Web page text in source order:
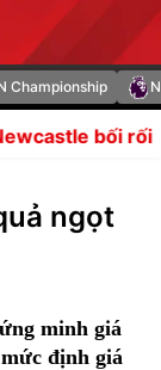
Championship
Bắc và Xuân
ngọt
minh giá
định giá